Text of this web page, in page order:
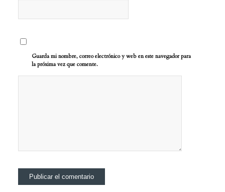
Guarda mi nombre, correo electrónico y web en este navegador para
la próxima vez que comente.